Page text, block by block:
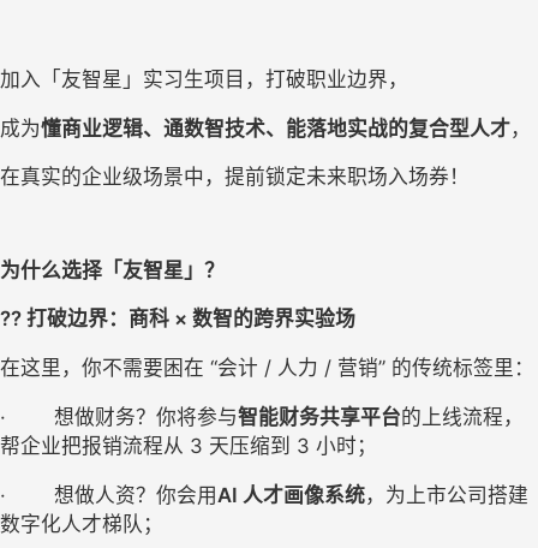
加入「友智星」实习生项目，打破职业边界，
成为懂商业逻辑、通数智技术、能落地实战的复合型人才，
在真实的企业级场景中，提前锁定未来职场入场券！
为什么选择「友智星」？
?? 打破边界：商科 × 数智的跨界实验场
在这里，你不需要困在 “会计 / 人力 / 营销” 的传统标签里：
·        想做财务？你将参与智能财务共享平台的上线流程，
帮企业把报销流程从 3 天压缩到 3 小时；
·        想做人资？你会用AI 人才画像系统，为上市公司搭建
数字化人才梯队；